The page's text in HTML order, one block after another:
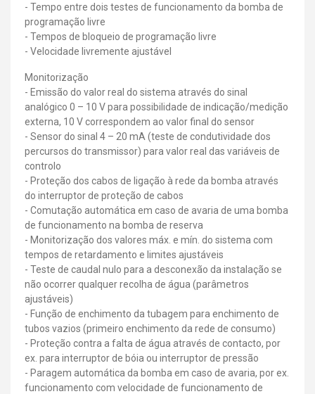
- Tempo entre dois testes de funcionamento da bomba de
programação livre
- Tempos de bloqueio de programação livre
- Velocidade livremente ajustável
Monitorização
- Emissão do valor real do sistema através do sinal
analógico 0 – 10 V para possibilidade de indicação/medição
externa, 10 V correspondem ao valor final do sensor
- Sensor do sinal 4 – 20 mA (teste de condutividade dos
percursos do transmissor) para valor real das variáveis de
controlo
- Proteção dos cabos de ligação à rede da bomba através
do interruptor de proteção de cabos
- Comutação automática em caso de avaria de uma bomba
de funcionamento na bomba de reserva
- Monitorização dos valores máx. e mín. do sistema com
tempos de retardamento e limites ajustáveis
- Teste de caudal nulo para a desconexão da instalação se
não ocorrer qualquer recolha de água (parâmetros
ajustáveis)
- Função de enchimento da tubagem para enchimento de
tubos vazios (primeiro enchimento da rede de consumo)
- Proteção contra a falta de água através de contacto, por
ex. para interruptor de bóia ou interruptor de pressão
- Paragem automática da bomba em caso de avaria, por ex.
funcionamento com velocidade de funcionamento de